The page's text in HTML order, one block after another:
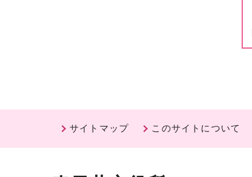
サイトマップ このサイトについて